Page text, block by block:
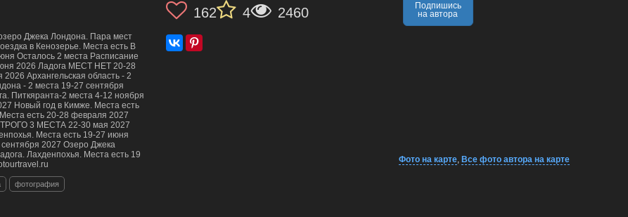
Джека Лондона. Пара мест
в Кенозерье. Места есть В
Осталось 2 места Расписание
2026 Ладога МЕСТ НЕТ 20-28
Архангельская область - 2
- 2 места 19-27 сентября
Питкяранта-2 места 4-12 ноября
Новый год в Кимже. Места есть
есть 20-28 февраля 2027
3 МЕСТА 22-30 мая 2027
Места есть 19-27 июня
сентября 2027 Озеро Джека
Лахденпохья. Места есть 19
фотография
162 4 2460
Подпишись
на автора
Фото на карте, Все фото автора на карте